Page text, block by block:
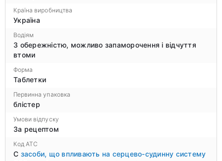
Країна виробництва
Україна
Водіям
З обережністю, можливо запаморочення і відчуття
втоми
Форма
Таблетки
Первинна упаковка
блістер
Умови відпуску
За рецептом
Код ATC
C засоби, що впливають на серцево-судинну систему